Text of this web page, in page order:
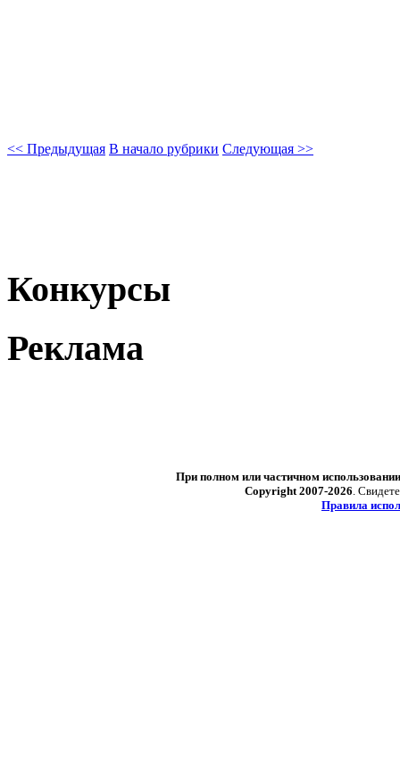
<< Предыдущая В начало рубрики Следующая >>
Конкурсы
Реклама
При полном или частичном
Copyright 2007-2026 .
Правила